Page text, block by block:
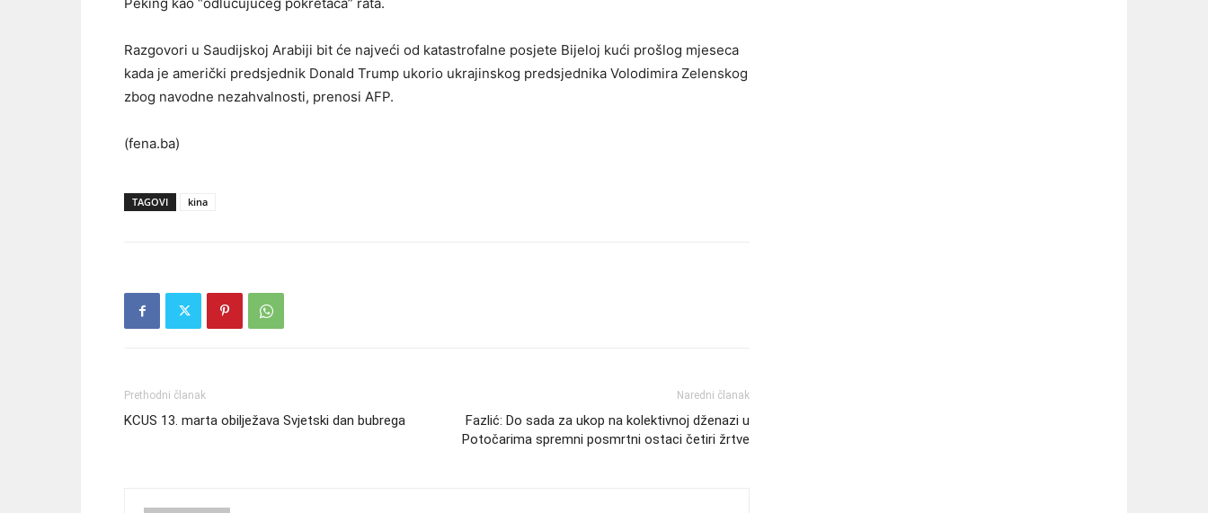
Razgovori u Saudijskoj Arabiji bit će najveći od katastrofalne posjete Bijeloj kući prošlog mjeseca
kada je američki predsjednik Donald Trump ukorio ukrajinskog predsjednika Volodimira Zelenskog
zbog navodne nezahvalnosti, prenosi AFP.
(fena.ba)
TAGOVI kina
Prethodni članak
KCUS 13. marta obilježava Svjetski dan bubrega
Naredni članak
Fazlić: Do sada za ukop na kolektivnoj dženazi u
Potočarima spremni posmrtni ostaci četiri žrtve